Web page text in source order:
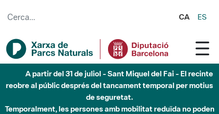
CA ES
A partir del 31 de juliol - Sant Miquel del Fai - El recinte
reobre al públic després del tancament temporal per motius
de seguretat.
Temporalment, les persones amb mobilitat reduïda no poden